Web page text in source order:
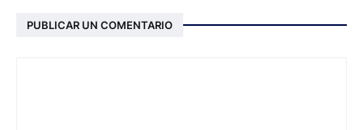
PUBLICAR UN COMENTARIO